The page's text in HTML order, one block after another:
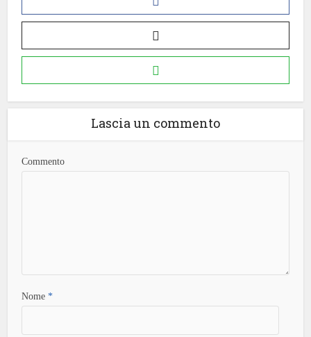
Lascia un commento
Commento
Nome*